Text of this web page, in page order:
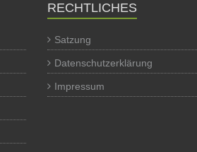
RECHTLICHES
Satzung
Datenschutzerklärung
Impressum